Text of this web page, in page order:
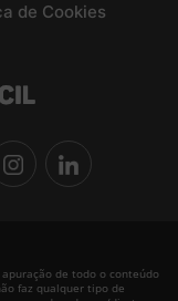
de Cookies
de todo o conteúdo
faz qualquer tipo de